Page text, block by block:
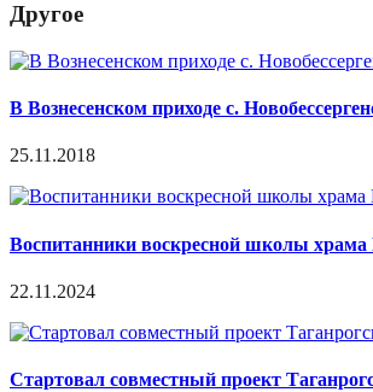
Другое
В Вознесенском приходе с.
25.11.2018
Воспитанники воскресной школы храма
22.11.2024
Стартовал совместный проект